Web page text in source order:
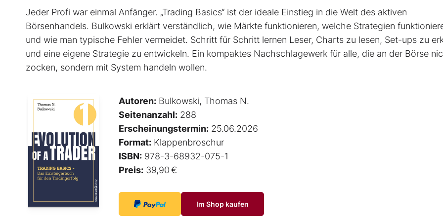
Jeder Profi war einmal Anfänger. „Trading Basics“ ist der ideale Einstieg in die Welt des aktiven
Börsenhandels. Bulkowski erklärt verständlich, wie Märkte funktionieren, welche Strategien
und wie man typische Fehler vermeidet. Schritt für Schritt lernen Leser, Charts zu lesen, Set-ups zu
und eine eigene Strategie zu entwickeln. Ein kompaktes Nachschlagewerk für alle, die an der Börse
zocken, sondern mit System handeln wollen.
Autoren: Bulkowski, Thomas N.
Seitenanzahl: 288
Erscheinungstermin: 25.06.2026
Format: Klappenbroschur
ISBN: 978-3-68932-075-1
Preis: 39,90 €
Im Shop kaufen